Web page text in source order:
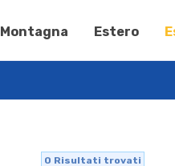
Montagna Estero
0 Risultati trovati